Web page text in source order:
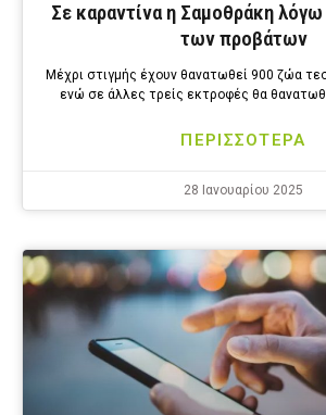
Σε καραντίνα η Σαμοθράκη λόγω
των προβάτων
Μέχρι στιγμής έχουν θανατωθεί 900 ζώα
ενώ σε άλλες τρείς εκτροφές θα
ΠΕΡΙΣΣΟΤΕΡΑ
28 Ιανουαρίου 2025